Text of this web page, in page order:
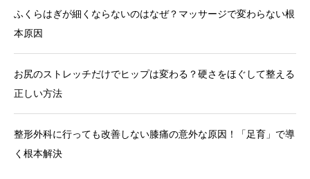
ふくらはぎが細くならないのはなぜ？マッサージで変わらない根
本原因
お尻のストレッチだけでヒップは変わる？硬さをほぐして整える
正しい方法
整形外科に行っても改善しない膝痛の意外な原因！「足育」で導
く根本解決